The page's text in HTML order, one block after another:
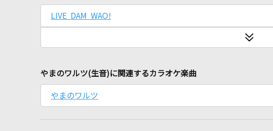
LIVE DAM WAO!
やまのワルツ(生音)に関連するカラオケ楽曲
やまのワルツ